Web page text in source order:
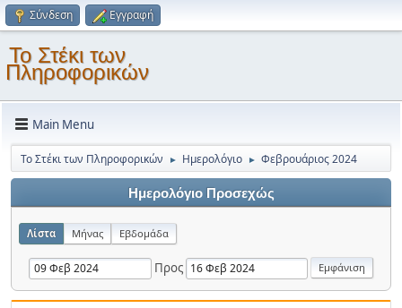
Σύνδεση Εγγραφή
Το Στέκι των
Πληροφορικών
Main Menu
Το Στέκι των Πληροφορικών ► Ημερολόγιο ► Φεβρουάριος 2024
Ημερολόγιο Προσεχώς
Λίστα Μήνας Εβδομάδα
Προς